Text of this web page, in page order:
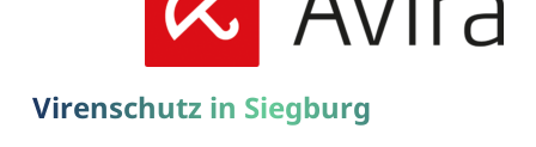
Virenschutz in Siegburg